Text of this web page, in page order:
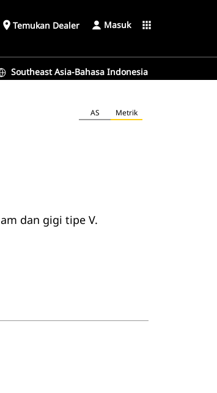
place Temukan Dealer Masuk apps
Southeast Asia-Bahasa Indonesia
AS Metrik
dan gigi tipe V.